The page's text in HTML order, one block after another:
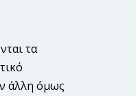
τα
άλλη όμως